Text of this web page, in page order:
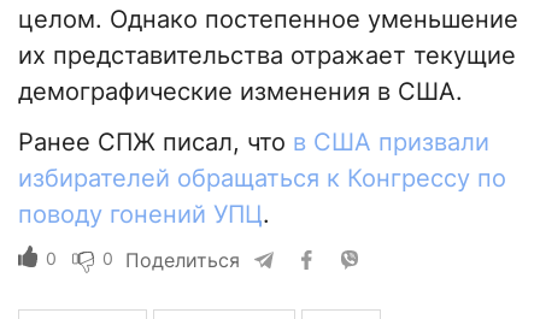
целом. Однако постепенное уменьшение
их представительства отражает текущие
демографические изменения в США.
Ранее СПЖ писал, что в США призвали
избирателей обращаться к Конгрессу по
поводу гонений УПЦ.
0 0 Поделиться